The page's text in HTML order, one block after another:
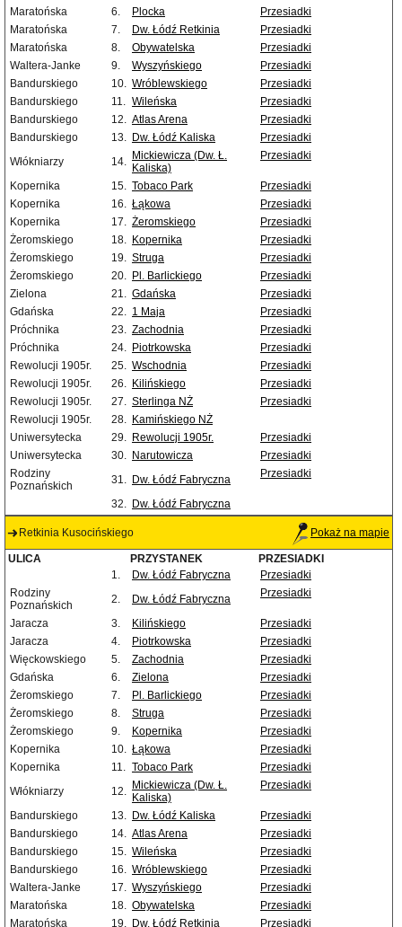
Maratońska
6. Plocka
Przesiadki
Maratońska
7. Dw. Łódź Retkinia
Przesiadki
Maratońska
8. Obywatelska
Przesiadki
Waltera-Janke
9. Wyszyńskiego
Przesiadki
Bandurskiego
10. Wróblewskiego
Przesiadki
Bandurskiego
11. Wileńska
Przesiadki
Bandurskiego
12. Atlas Arena
Przesiadki
Bandurskiego
13. Dw. Łódź Kaliska
Przesiadki
Włókniarzy
14. Mickiewicza (Dw. Ł.
Kaliska)
Przesiadki
Kopernika 15. Tobaco Park
Przesiadki
Kopernika
16. Łąkowa
Przesiadki
Kopernika
17. Żeromskiego
Przesiadki
Żeromskiego
18. Kopernika
Przesiadki
Żeromskiego
19. Struga
Przesiadki
Żeromskiego
20. Pl. Barlickiego
Przesiadki
Zielona
21. Gdańska
Przesiadki
Gdańska
22. 1 Maja
Przesiadki
Próchnika
23. Zachodnia
Przesiadki
Próchnika
24. Piotrkowska
Przesiadki
Rewolucji 1905r.
25. Wschodnia
Przesiadki
Rewolucji 1905r.
26. Kilińskiego
Przesiadki
Rewolucji 1905r.
27. Sterlinga NŻ
Przesiadki
Rewolucji 1905r.
28. Kamińskiego NŻ
Uniwersytecka
29. Rewolucji 1905r.
Przesiadki
Uniwersytecka
30. Narutowicza
Przesiadki
Rodziny
Poznańskich
31. Dw. Łódź Fabryczna Przesiadki
32. Dw. Łódź Fabryczna
Retkinia Kusocińskiego Pokaż na mapie
ULICA PRZYSTANEK
PRZESIADKI
1.
Dw. Łódź Fabryczna
Przesiadki
Rodziny
Poznańskich
2. Dw. Łódź Fabryczna Przesiadki
Jaracza 3. Kilińskiego
Przesiadki
Jaracza
4. Piotrkowska
Przesiadki
Więckowskiego
5. Zachodnia
Przesiadki
Gdańska
6. Zielona
Przesiadki
Żeromskiego
7. Pl. Barlickiego
Przesiadki
Żeromskiego
8. Struga
Przesiadki
Żeromskiego
9. Kopernika
Przesiadki
Kopernika
10. Łąkowa
Przesiadki
Kopernika
11. Tobaco Park
Przesiadki
Włókniarzy
12. Mickiewicza (Dw. Ł.
Kaliska)
Przesiadki
Bandurskiego 13. Dw. Łódź Kaliska
Przesiadki
Bandurskiego
14. Atlas Arena
Przesiadki
Bandurskiego
15. Wileńska
Przesiadki
Bandurskiego
16. Wróblewskiego
Przesiadki
Waltera-Janke
17. Wyszyńskiego
Przesiadki
Maratońska
18. Obywatelska
Przesiadki
Maratońska
19. Dw. Łódź Retkinia Przesiadki